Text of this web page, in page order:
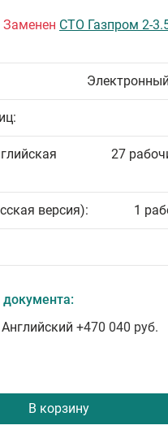
Заменен СТО Газпром 2-
27
версия): 1
Английский +470 040 руб.
В корзину